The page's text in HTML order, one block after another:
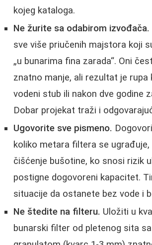
kojeg kataloga.
Ne žurite sa odabirom izvođača.
sve više priučenih majstora koji
„u bunarima fina zarada“. Oni
znatno manje, ali rezultat je rupa
vodeni stub ili nakon dve godine
Dobar projekat traži i
Ugovorite sve pismeno.
koliko metara filtera se ugrađuje,
čišćenje bušotine, ko snosi rizik
postigne dogovoreni kapacitet.
situacije da ostanete bez vode i
Ne štedite na filteru. Uložiti u
bunarski filter od pletenog sita